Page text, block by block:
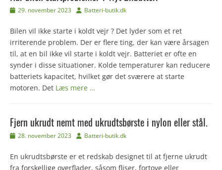
Udgivet
29. november 2023 Forfatter
Batteri-butik.dk
Bilen vil ikke starte i koldt vejr ? Det lyder som et ret
irriterende problem. Der er flere ting, der kan være årsagen
til, at en bil ikke vil starte i koldt vejr. Batteriet er ofte en
synder i disse situationer. Kolde temperaturer kan reducere
batteriets kapacitet, hvilket gør det sværere at starte
motoren. Det Læs mere …
Fjern ukrudt nemt med ukrudtsbørste i nylon eller stål.
Udgivet
28. november 2023 Forfatter
Batteri-butik.dk
En ukrudtsbørste er et redskab designet til at fjerne ukrudt
fra forskellige overflader, såsom fliser, fortove eller